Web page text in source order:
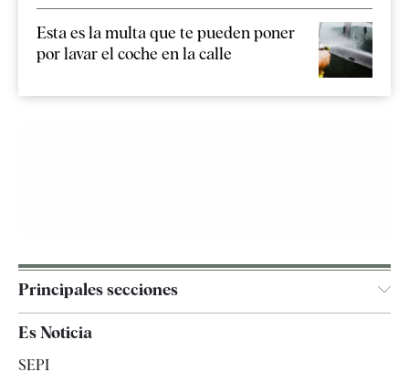
Esta es la multa que te pueden poner
por lavar el coche en la calle
Principales secciones
España
Es Noticia
SEPI